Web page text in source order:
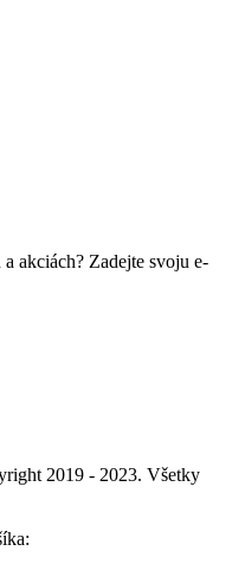
akciách? Zadejte svoju e-
2019 - 2023. Všetky